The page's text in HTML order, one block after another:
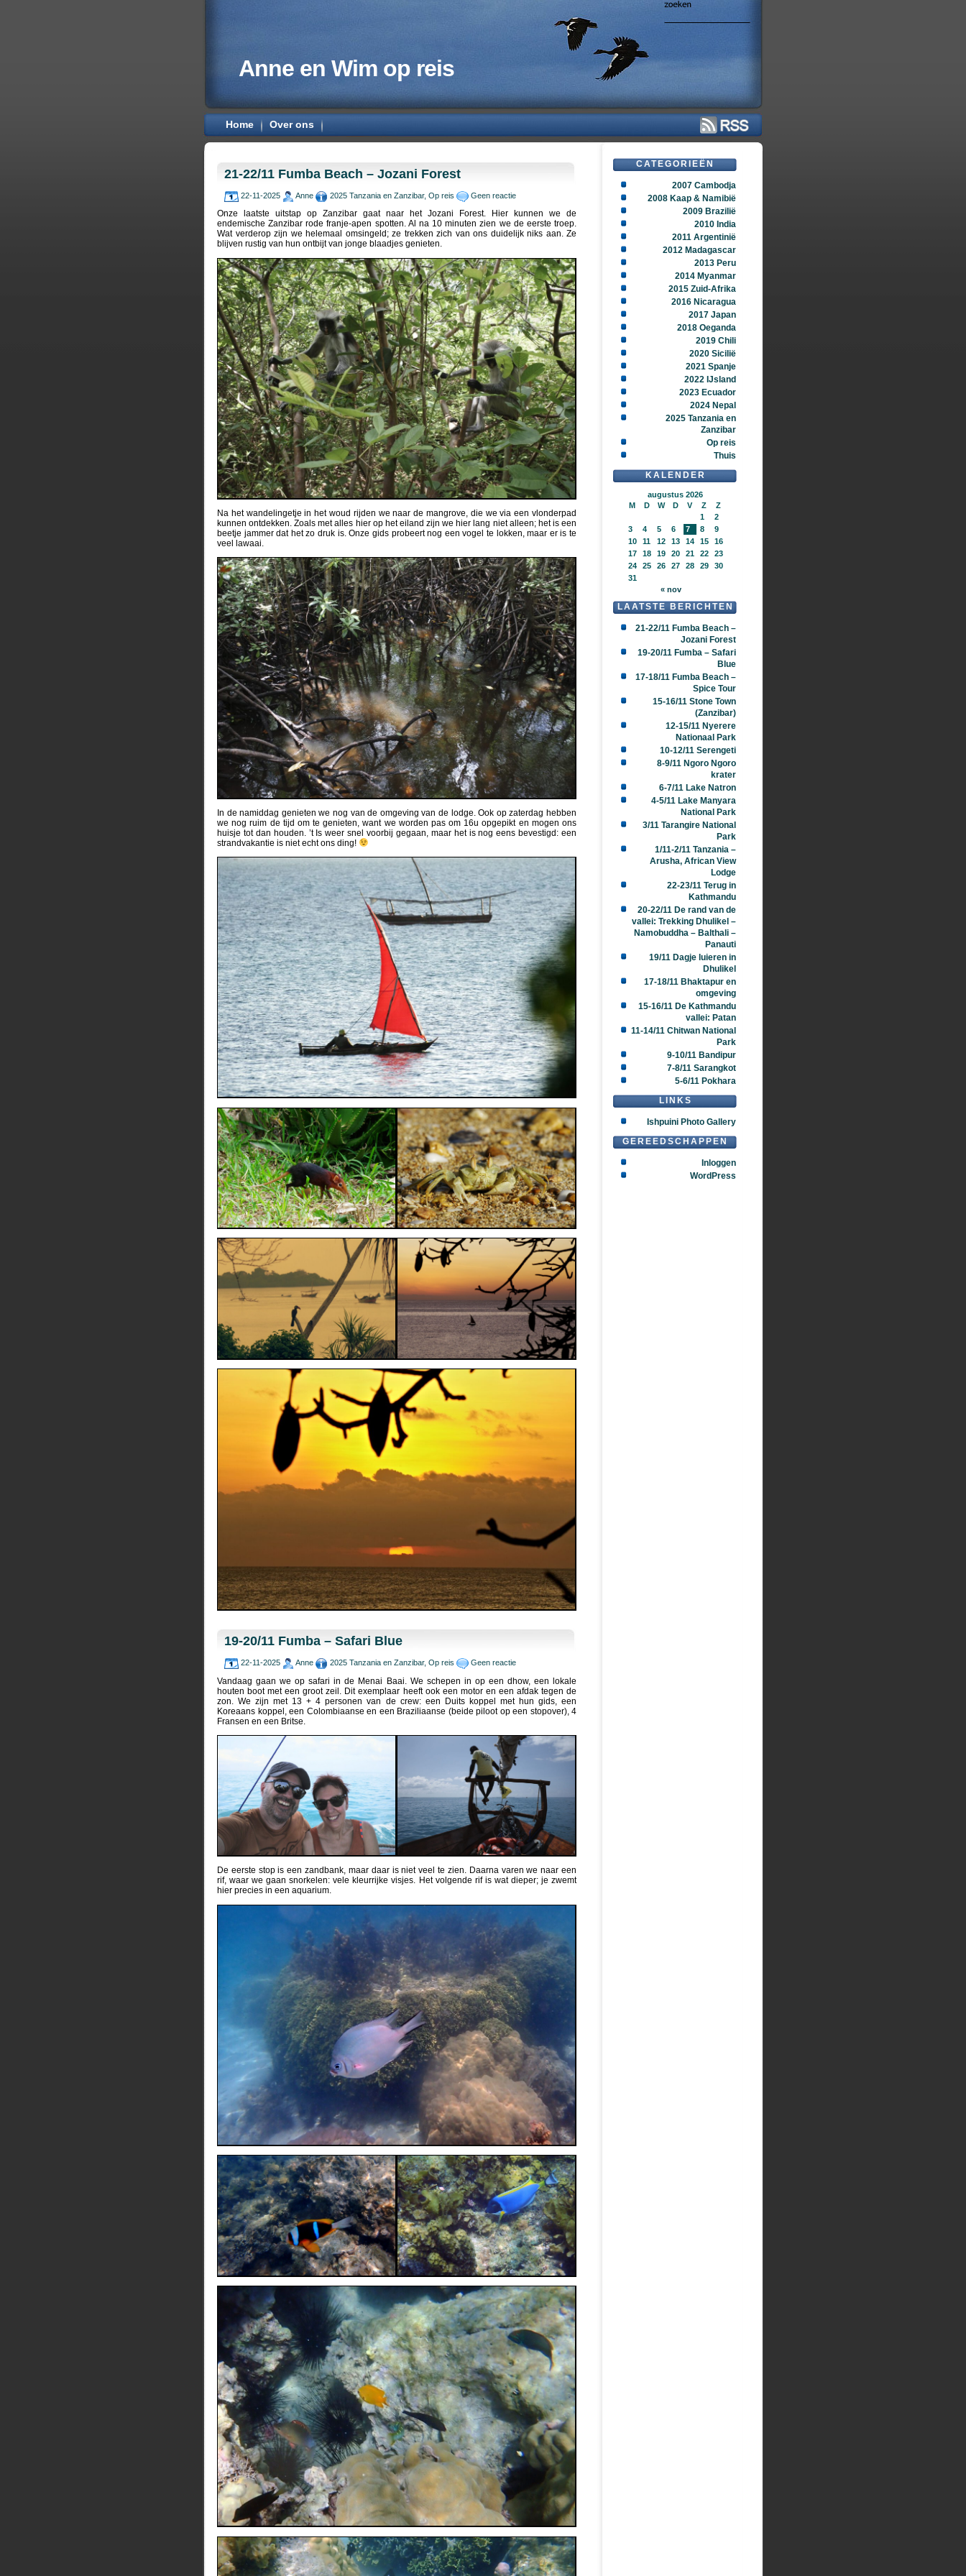
Anne en Wim op reis
Home Over ons
21-22/11 Fumba Beach – Jozani Forest
22-11-2025 Anne 2025 Tanzania en Zanzibar, Op reis Geen reactie
Onze laatste uitstap op Zanzibar gaat naar het Jozani Forest. Hier kunnen we de
endemische Zanzibar rode franje-apen spotten. Al na 10 minuten zien we de eerste troep.
Wat verderop zijn we helemaal omsingeld; ze trekken zich van ons duidelijk niks aan. Ze
blijven rustig van hun ontbijt van jonge blaadjes genieten.
Na het wandelingetje in het woud rijden we naar de mangrove, die we via een vlonderpad
kunnen ontdekken. Zoals met alles hier op het eiland zijn we hier lang niet alleen; het is een
beetje jammer dat het zo druk is. Onze gids probeert nog een vogel te lokken, maar er is te
veel lawaai.
In de namiddag genieten we nog van de omgeving van de lodge. Ook op zaterdag hebben
we nog ruim de tijd om te genieten, want we worden pas om 16u opgepikt en mogen ons
huisje tot dan houden. ’t Is weer snel voorbij gegaan, maar het is nog eens bevestigd: een
strandvakantie is niet echt ons ding!
19-20/11 Fumba – Safari Blue
22-11-2025 Anne 2025 Tanzania en Zanzibar, Op reis Geen reactie
Vandaag gaan we op safari in de Menai Baai. We schepen in op een dhow, een lokale
houten boot met een groot zeil. Dit exemplaar heeft ook een motor en een afdak tegen de
zon. We zijn met 13 + 4 personen van de crew: een Duits koppel met hun gids, een
Koreaans koppel, een Colombiaanse en een Braziliaanse (beide piloot op een stopover), 4
Fransen en een Britse.
De eerste stop is een zandbank, maar daar is niet veel te zien. Daarna varen we naar een
rif, waar we gaan snorkelen: vele kleurrijke visjes. Het volgende rif is wat dieper; je zwemt
hier precies in een aquarium.
CATEGORIEËN
2007 Cambodja
2008 Kaap & Namibië
2009 Brazilië
2010 India
2011 Argentinië
2012 Madagascar
2013 Peru
2014 Myanmar
2015 Zuid-Afrika
2016 Nicaragua
2017 Japan
2018 Oeganda
2019 Chili
2020 Sicilië
2021 Spanje
2022 IJsland
2023 Ecuador
2024 Nepal
2025 Tanzania en
Zanzibar
Op reis
Thuis
KALENDER
augustus 2026
M
D W D V Z
Z
1
2
3
4 5 6 7 8
9
10
11 12 13 14 15
16
17
18 19 20 21 22
23
24
25 26 27 28 29
30
31
« nov
LAATSTE BERICHTEN
21-22/11 Fumba Beach –
Jozani Forest
19-20/11 Fumba – Safari
Blue
17-18/11 Fumba Beach –
Spice Tour
15-16/11 Stone Town
(Zanzibar)
12-15/11 Nyerere
Nationaal Park
10-12/11 Serengeti
8-9/11 Ngoro Ngoro
krater
6-7/11 Lake Natron
4-5/11 Lake Manyara
National Park
3/11 Tarangire National
Park
1/11-2/11 Tanzania –
Arusha, African View
Lodge
22-23/11 Terug in
Kathmandu
20-22/11 De rand van de
vallei: Trekking Dhulikel –
Namobuddha – Balthali –
Panauti
19/11 Dagje luieren in
Dhulikel
17-18/11 Bhaktapur en
omgeving
15-16/11 De Kathmandu
vallei: Patan
11-14/11 Chitwan National
Park
9-10/11 Bandipur
7-8/11 Sarangkot
5-6/11 Pokhara
LINKS
Ishpuini Photo Gallery
GEREEDSCHAPPEN
Inloggen
WordPress